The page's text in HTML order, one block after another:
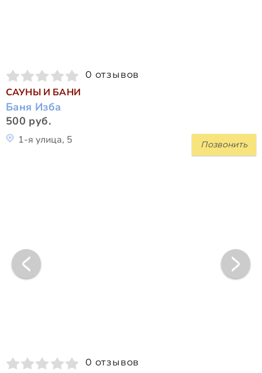
0 отзывов
САУНЫ И БАНИ
Баня Изба
500 руб.
Позвонить
1-я улица, 5
0 отзывов